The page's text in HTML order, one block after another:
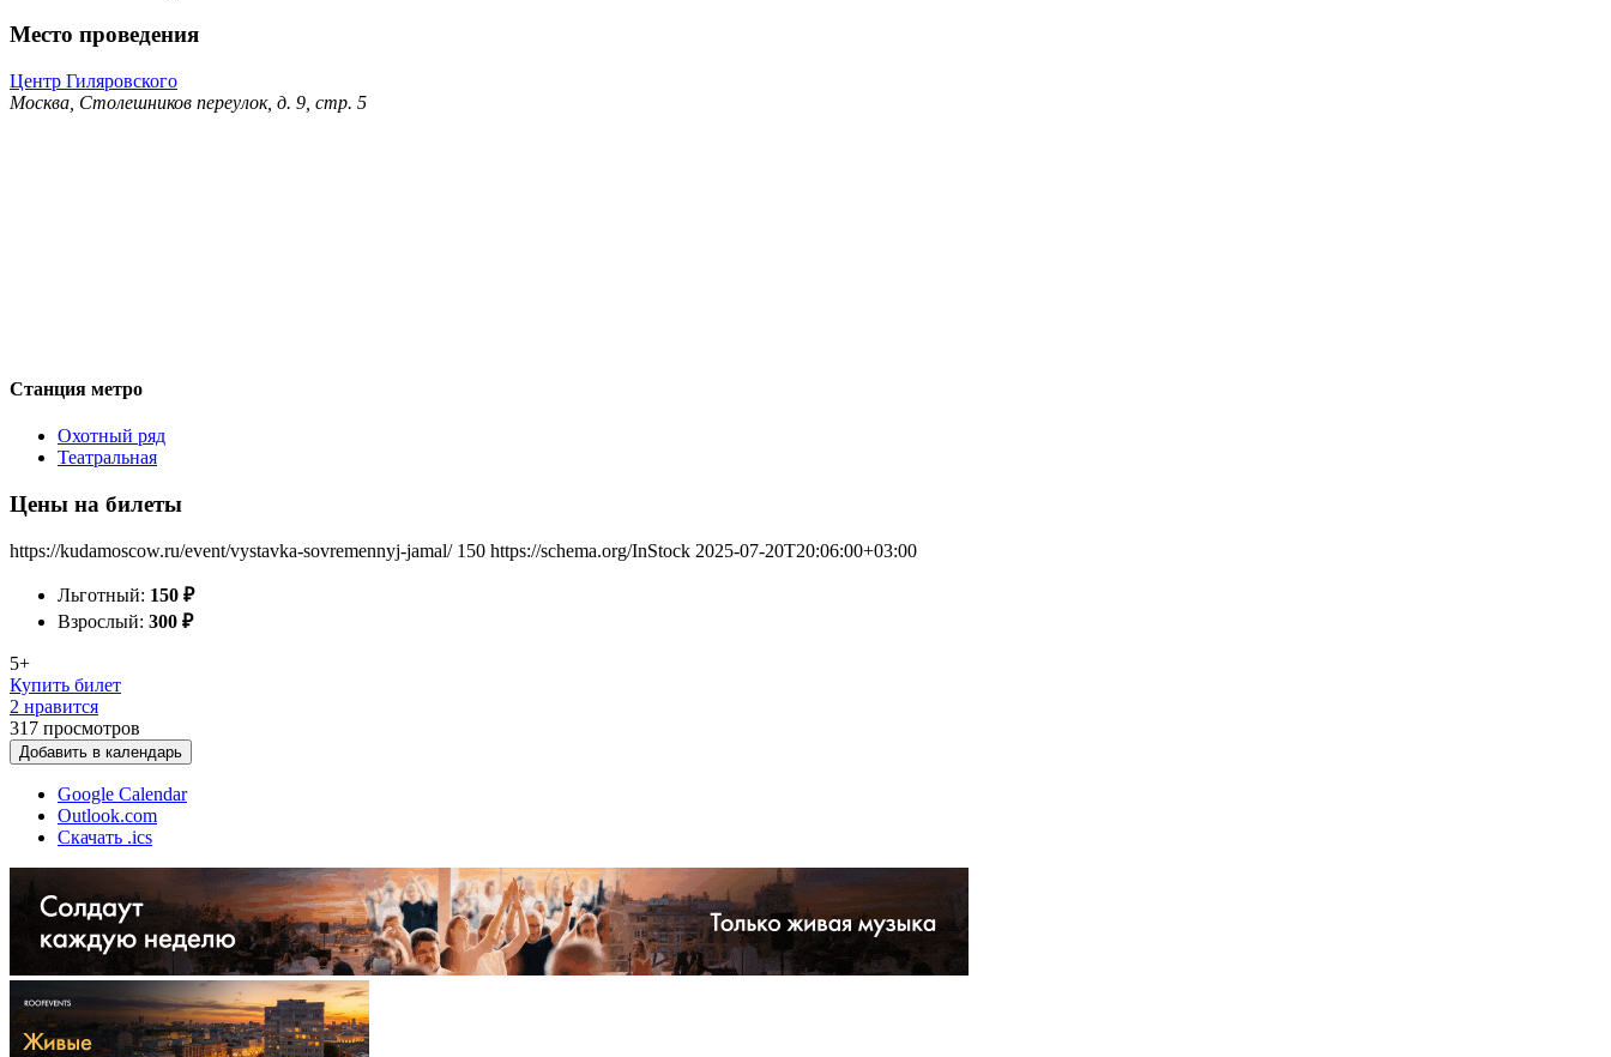
Место проведения
Центр Гиляровского
Москва, Столешников переулок, д. 9, стр. 5
Станция метро
Охотный ряд
Театральная
Цены на билеты
https://kudamoscow.ru/event/vystavka-sovremennyj-jamal/ 150 https://schema.org/InStock 2025-07-20T20:06:00+03:00
Льготный: 150 ₽
Взрослый: 300 ₽
5+
Купить билет
2 нравится
317 просмотров
Добавить в календарь
Google Calendar
Outlook.com
Скачать .ics